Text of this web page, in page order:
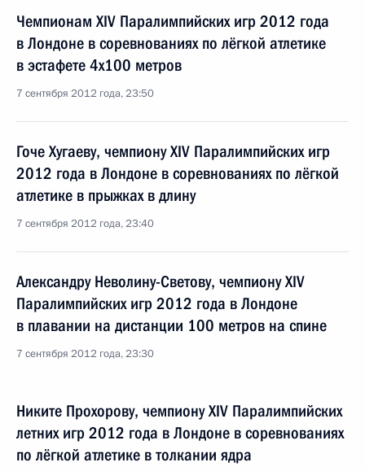
Чемпионам XIV Паралимпийских игр 2012 года
в Лондоне в соревнованиях по лёгкой атлетике
в эстафете 4x100 метров
7 сентября 2012 года, 23:50
Гоче Хугаеву, чемпиону XIV Паралимпийских игр
2012 года в Лондоне в соревнованиях по лёгкой
атлетике в прыжках в длину
7 сентября 2012 года, 23:40
Александру Неволину-Светову, чемпиону XIV
Паралимпийских игр 2012 года в Лондоне
в плавании на дистанции 100 метров на спине
7 сентября 2012 года, 23:30
Никите Прохорову, чемпиону XIV Паралимпийских
летних игр 2012 года в Лондоне в соревнованиях
по лёгкой атлетике в толкании ядра